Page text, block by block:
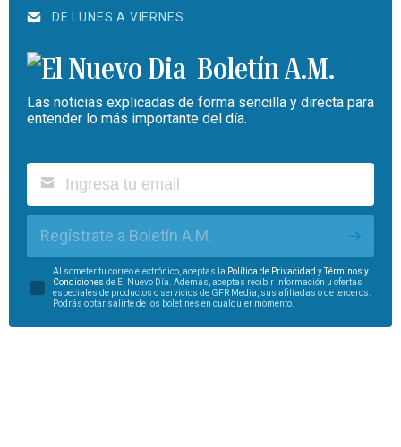
DE LUNES A VIERNES
Boletín A.M.
Las noticias explicadas de forma sencilla y directa para
entender lo más importante del día.
Regístrate a Boletín A.M.
Al someter tu correo electrónico, aceptas la Política de Privacidad yTérminos y
Condiciones de El Nuevo Día. Además, aceptas recibir información u ofertas
especiales de productos o servicios de GFR Media, sus afiliadas o de terceros.
Podrás optar salirte de los boletines en cualquier momento.